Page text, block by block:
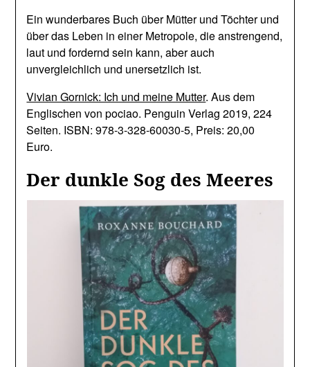
Ein wunderbares Buch über Mütter und Töchter und
über das Leben in einer Metropole, die anstrengend,
laut und fordernd sein kann, aber auch
unvergleichlich und unersetzlich ist.
Vivian Gornick: Ich und meine Mutter. Aus dem
Englischen von pociao. Penguin Verlag 2019, 224
Seiten. ISBN: 978-3-328-60030-5, Preis: 20,00
Euro.
Der dunkle Sog des Meeres